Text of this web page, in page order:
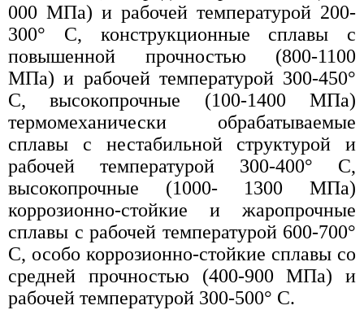
000 МПа) и рабочей температурой 200-
300° С, конструкционные сплавы с
повышенной прочностью (800-1100
МПа) и рабочей температурой 300-450°
С, высокопрочные (100-1400 МПа)
термомеханически обрабатываемые
сплавы с нестабильной структурой и
рабочей температурой 300-400° С,
высокопрочные (1000- 1300 МПа)
коррозионно-стойкие и жаропрочные
сплавы с рабочей температурой 600-700°
С, особо коррозионно-стойкие сплавы со
средней прочностью (400-900 МПа) и
рабочей температурой 300-500° С.